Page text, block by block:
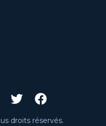
droits réservés.